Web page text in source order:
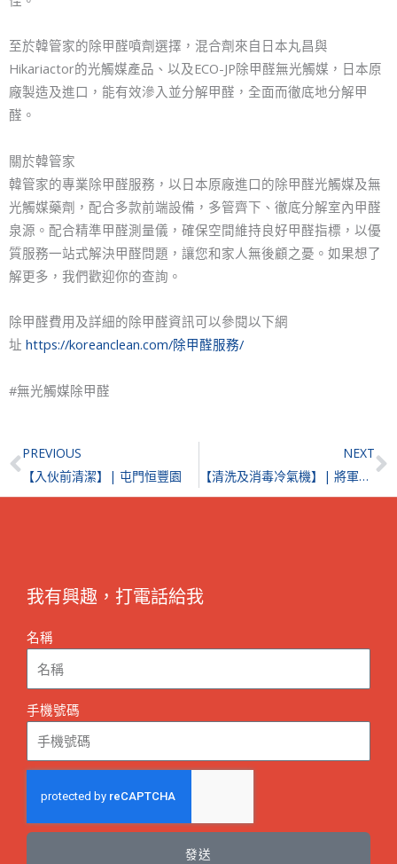
至於韓管家的除甲醛噴劑選擇，混合劑來自日本丸昌與
Hikariactor的光觸媒產品、以及ECO-JP除甲醛無光觸媒，日本原
廠製造及進口，能有效滲入並分解甲醛，全面而徹底地分解甲
醛。
關於韓管家
韓管家的專業除甲醛服務，以日本原廠進口的除甲醛光觸媒及無
光觸媒藥劑，配合多款前端設備，多管齊下、徹底分解室內甲醛
泉源。配合精準甲醛測量儀，確保空間維持良好甲醛指標，以優
質服務一站式解決甲醛問題，讓您和家人無後顧之憂。如果想了
解更多，我們歡迎你的查詢。
除甲醛費用及詳細的除甲醛資訊可以參閱以下網
址 https://koreanclean.com/除甲醛服務/
#無光觸媒除甲醛
Prev
PREVIOUS
【入伙前清潔】| 屯門恒豐園
NEXT
【清洗及消毒冷氣機】| 將軍澳Sea To sky
我有興趣，打電話給我
名稱
手機號碼
發送